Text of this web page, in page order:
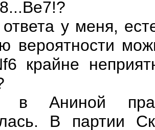
ответа у меня,
вероятности
крайне
в Аниной
В партии